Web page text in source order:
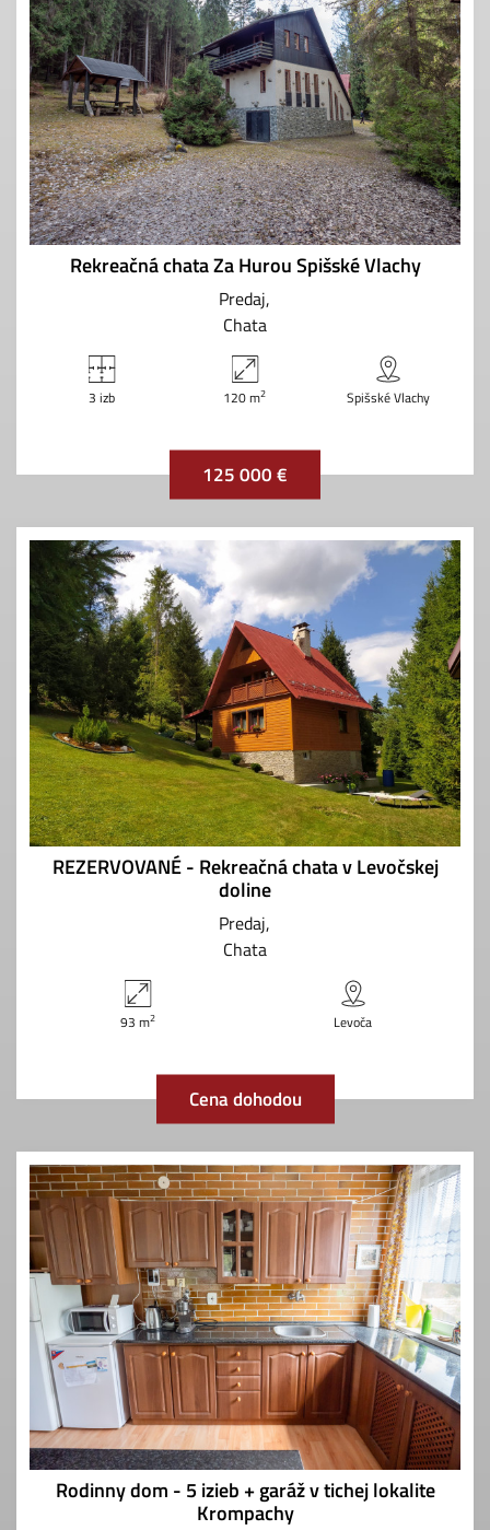
Rekreačná chata Za Hurou Spišské Vlachy
Predaj
Chata
3 izb 120 m2 Spišské Vlachy
125 000 €
REZERVOVANÉ - Rekreačná chata v Levočskej
doline
Predaj
Chata
93 m2 Levoča
Cena dohodou
Rodinny dom - 5 izieb + garáž v tichej lokalite
Krompachy